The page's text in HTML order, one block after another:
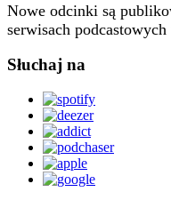
Nowe odcinki są
serwisach
Słuchaj na